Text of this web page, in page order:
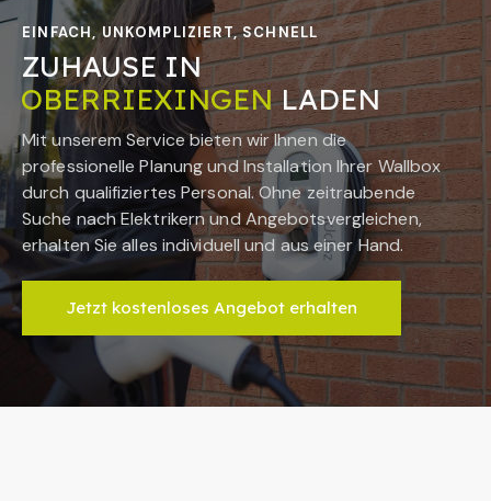
EINFACH, UNKOMPLIZIERT, SCHNELL
ZUHAUSE IN
OBERRIEXINGENLADEN
Mit unserem Service bieten wir Ihnen die
professionelle Planung und Installation Ihrer Wallbox
durch qualifiziertes Personal. Ohne zeitraubende
Suche nach Elektrikern und Angebotsvergleichen,
erhalten Sie alles individuell und aus einer Hand.
Jetzt kostenloses Angebot erhalten